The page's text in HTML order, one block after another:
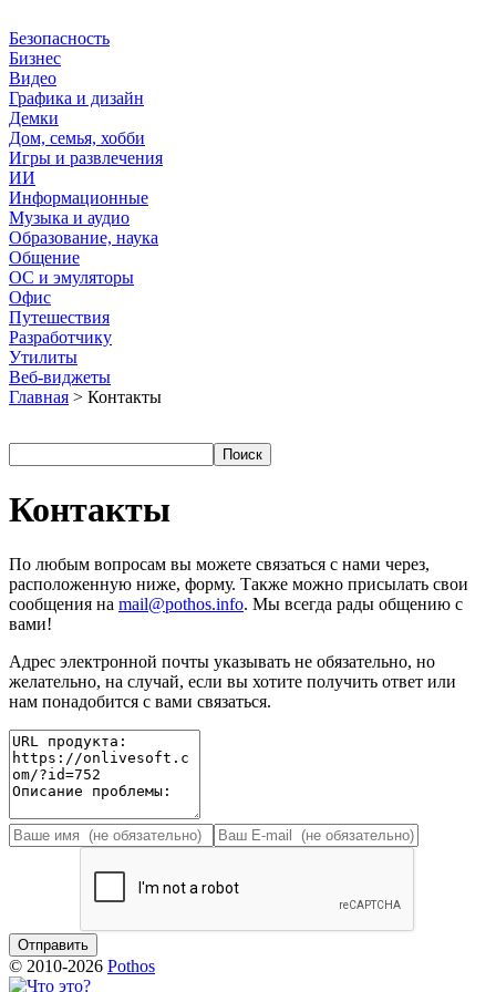
Безопасность
Бизнес
Видео
Графика и дизайн
Демки
Дом, семья, хобби
Игры и развлечения
ИИ
Информационные
Музыка и аудио
Образование, наука
Общение
ОС и эмуляторы
Офис
Путешествия
Разработчику
Утилиты
Веб-виджеты
Главная > Контакты
Контакты
По любым вопросам вы можете связаться с нами через,
расположенную ниже, форму. Также можно присылать свои
сообщения на mail@pothos.info. Мы всегда рады общению с
вами!
Адрес электронной почты указывать не обязательно, но
желательно, на случай, если вы хотите получить ответ или
нам понадобится с вами связаться.
© 2010-2026 Pothos